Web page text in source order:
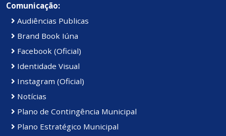
Comunicação:
Audiências Publicas
Brand Book Iúna
Facebook (Oficial)
Identidade Visual
Instagram (Oficial)
Notícias
Plano de Contingência Municipal
Plano Estratégico Municipal